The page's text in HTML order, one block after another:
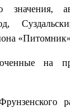
значения,
на